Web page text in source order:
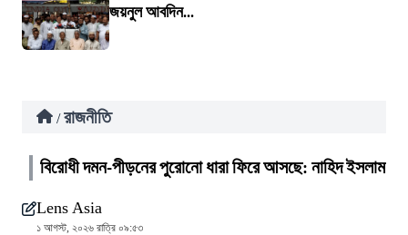
জয়নুল আবদিন...
/ রাজনীতি
বিরোধী দমন-পীড়নের পুরোনো ধারা ফিরে আসছে: নাহিদ ইসলাম
Lens Asia
১ আগস্ট, ২০২৬ রাত্রি ০৯:৫৩